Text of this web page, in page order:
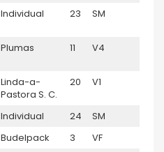
Individual 23 SM
Plumas 11 V4
Linda-a-
Pastora S. C.
20 V1
Individual 24 SM
Budelpack 3 VF